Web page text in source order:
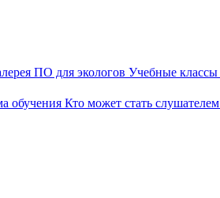
ПО для экологов Учебные классы
обучения Кто может стать слушателем